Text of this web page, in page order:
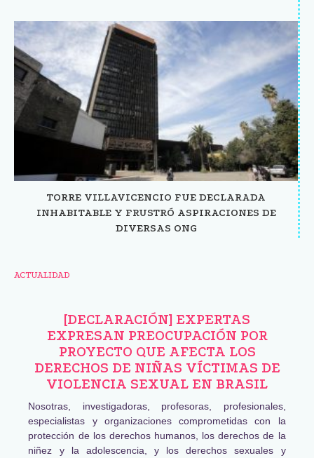
TORRE VILLAVICENCIO FUE DECLARADA
INHABITABLE Y FRUSTRÓ ASPIRACIONES DE
DIVERSAS ONG
ACTUALIDAD
[DECLARACIÓN] EXPERTAS
EXPRESAN PREOCUPACIÓN POR
PROYECTO QUE AFECTA LOS
DERECHOS DE NIÑAS VÍCTIMAS DE
VIOLENCIA SEXUAL EN BRASIL
Nosotras, investigadoras, profesoras, profesionales,
especialistas y organizaciones comprometidas con la
protección de los derechos humanos, los derechos de la
niñez y la adolescencia, y los derechos sexuales y